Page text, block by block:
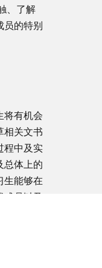
、了解
员的特别
将有机会
相关文书
程中及实
总体上的
生能够在
成员以及